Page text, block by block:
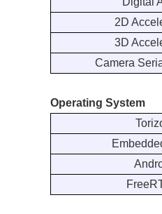
2D
3D
Camera
Operating System